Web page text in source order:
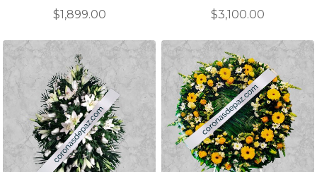
$1,899.00 $3,100.00